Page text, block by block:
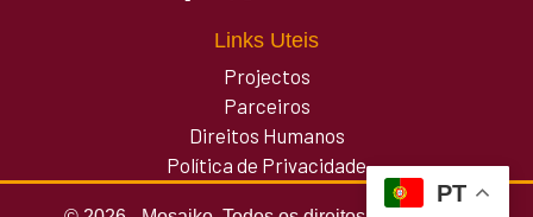
Links Uteis
Projectos
Parceiros
Direitos Humanos
Política de Privacidade
PT